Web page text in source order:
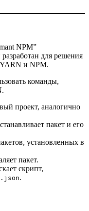
NPM”
для решения
и NPM.
команды,
проект, аналогично
пакет и его
установленных в
пакет.
скрипт,
.